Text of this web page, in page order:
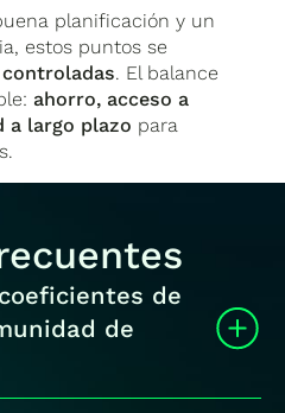
planificación y un
estos puntos se
. El balance
ahorro, acceso a
a largo plazo para
de
de